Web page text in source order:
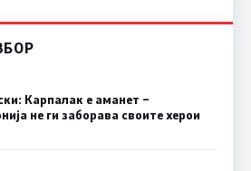
Карпалак е аманет –
не ги заборава своите херои